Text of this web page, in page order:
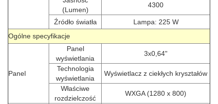
(Lumen)
4300
Źródło światła
Lampa: 225 W
Ogólne specyfikacje
Panel
Panel
wyświetlania
3x0,64"
Technologia
wyświetlania
Wyświetlacz z ciekłych kryształów
Właściwe
rozdzielczość
WXGA (1280 x 800)